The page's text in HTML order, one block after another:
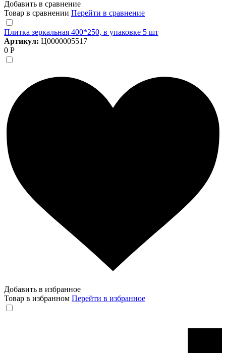
Добавить в сравнение
Товар в сравнении Перейти в сравнение
Плитка зеркальная 400*250, в упаковке 5 шт
Артикул: Ц0000005517
0 Р
Добавить в избранное
Товар в избранном Перейти в избранное